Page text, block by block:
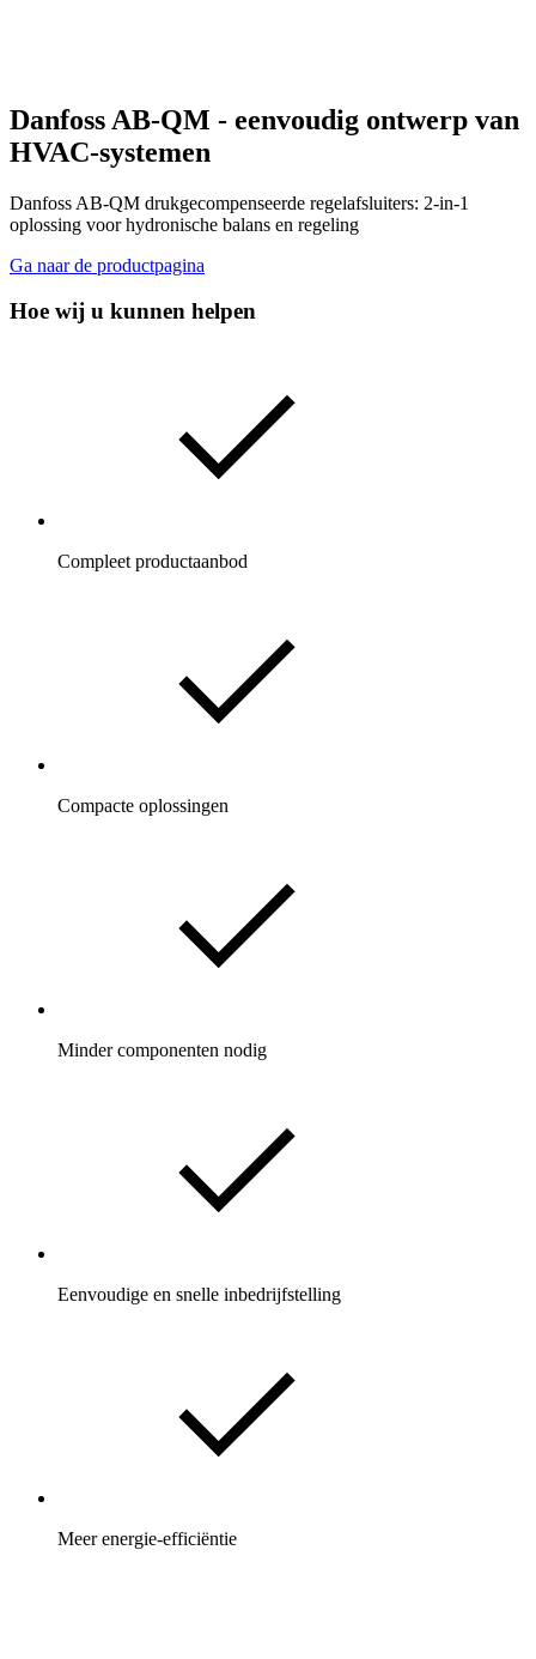
Danfoss AB-QM - eenvoudig ontwerp van
HVAC-systemen
Danfoss AB-QM drukgecompenseerde regelafsluiters: 2-in-1
oplossing voor hydronische balans en regeling
Ga naar de productpagina
Hoe wij u kunnen helpen
Compleet productaanbod
Compacte oplossingen
Minder componenten nodig
Eenvoudige en snelle inbedrijfstelling
Meer energie-efficiëntie